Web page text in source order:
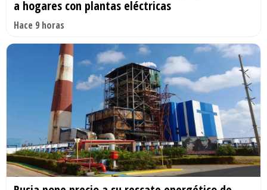
a hogares con plantas eléctricas
Hace 9 horas